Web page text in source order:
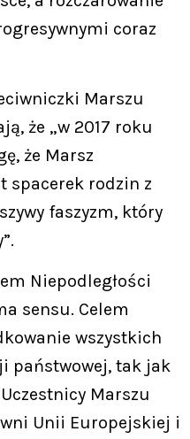
coraz
Marszu
że „w 2017 roku
że Marsz
spacerek rodzin z
faszyzm, który
Niepodległości
sensu. Celem
wszystkich
państwowej, tak jak
Marszu
Unii Europejskiej i